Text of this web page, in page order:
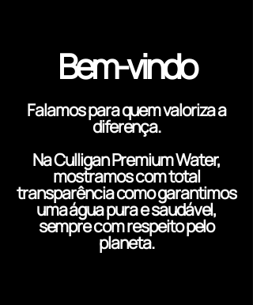
Bem-vindo
Falamos para quem valoriza a
diferença.
Na Culligan Premium Water,
mostramos com total
transparência como garantimos
uma água pura e saudável,
sempre com respeito pelo
planeta.